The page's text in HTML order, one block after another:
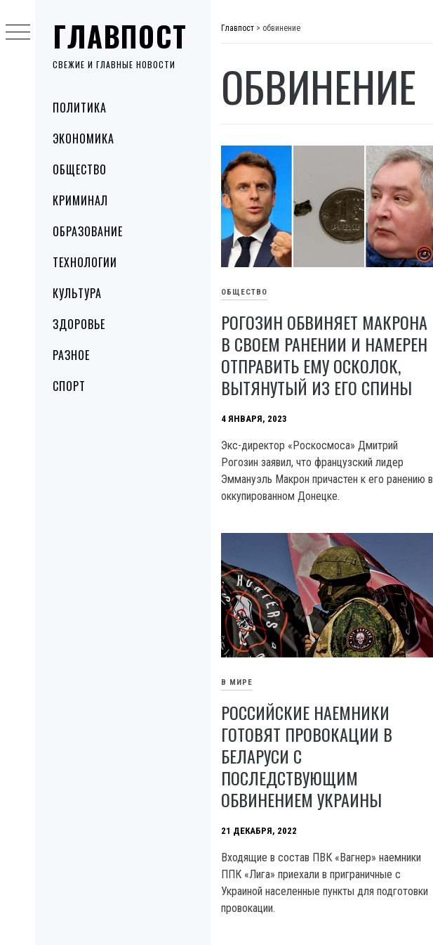
ГЛАВПОСТ
СВЕЖИЕ И ГЛАВНЫЕ НОВОСТИ
MenuПОЛИТИКА
ЭКОНОМИКА
ОБЩЕСТВО
КРИМИНАЛ
ОБРАЗОВАНИЕ
ТЕХНОЛОГИИ
КУЛЬТУРА
ЗДОРОВЬЕ
РАЗНОЕ
СПОРТ
to
content
Главпост > обвинение
ОБВИНЕНИЕ
ОБЩЕСТВО
РОГОЗИН ОБВИНЯЕТ МАКРОНА
В СВОЕМ РАНЕНИИ И НАМЕРЕН
ОТПРАВИТЬ ЕМУ ОСКОЛОК,
ВЫТЯНУТЫЙ ИЗ ЕГО СПИНЫ
4 ЯНВАРЯ, 2023
Экс-директор «Роскосмоса» Дмитрий
Рогозин заявил, что французский лидер
Эммануэль Макрон причастен к его ранению в
оккупированном Донецке.
В МИРЕ
РОССИЙСКИЕ НАЕМНИКИ
ГОТОВЯТ ПРОВОКАЦИИ В
БЕЛАРУСИ С
ПОСЛЕДСТВУЮЩИМ
ОБВИНЕНИЕМ УКРАИНЫ
21 ДЕКАБРЯ, 2022
Входящие в состав ПВК «Вагнер» наемники
ППК «Лига» приехали в приграничные с
Украиной населенные пункты для подготовки
провокации.